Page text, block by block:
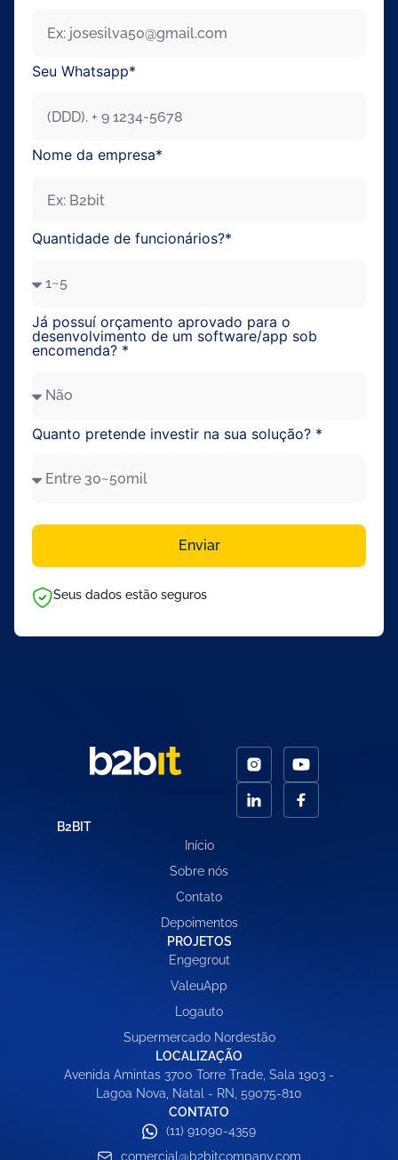
Seu Whatsapp*
Nome da empresa*
Quantidade de funcionários?*
Já possuí orçamento aprovado para o
desenvolvimento de um software/app sob
encomenda? *
Quanto pretende investir na sua solução? *
Enviar
Seus dados estão seguros
B2BIT
Início
Sobre nós
Contato
Depoimentos
PROJETOS
Engegrout
ValeuApp
Logauto
Supermercado Nordestão
LOCALIZAÇÃO
Avenida Amintas 3700 Torre Trade, Sala 1903 -
Lagoa Nova, Natal - RN, 59075-810
CONTATO
(11) 91090-4359
comercial@b2bitcompany.com